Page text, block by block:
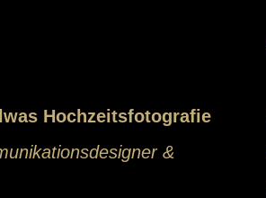
Hochzeitsfotografie
&